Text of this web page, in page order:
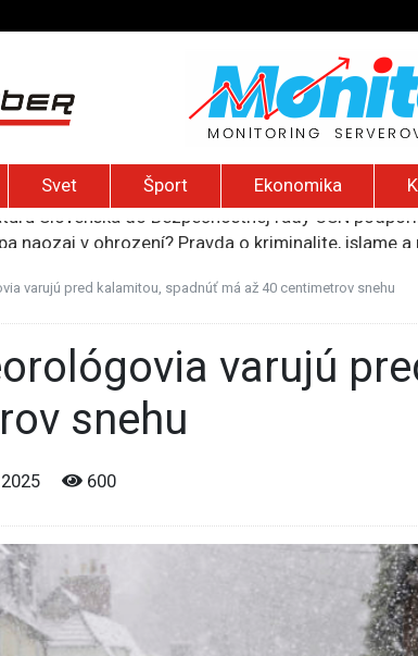
Svet Šport Ekonomika
naozaj v ohrození? Pravda o kriminalite, islame
EÚ o 220 miliónov eur na pomoc farmárom,
varujú pred kalamitou, spadnúť má až 40 centimetrov snehu
snehu
600